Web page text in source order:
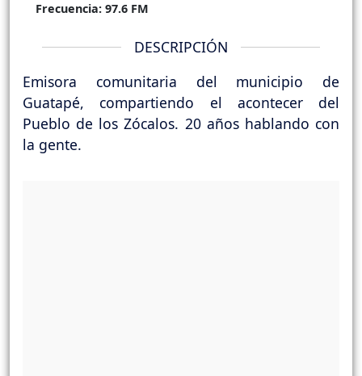
Frecuencia: 97.6 FM
DESCRIPCIÓN
Emisora comunitaria del municipio de
Guatapé, compartiendo el acontecer del
Pueblo de los Zócalos. 20 años hablando con
la gente.